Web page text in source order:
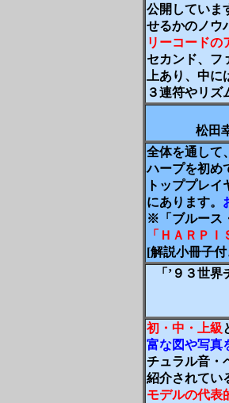
公開していま
せるかのノウ
リーコードの
セカンド、フ
上あり、中に
３連符やリズ
松田
全体を通して
ハープを初め
トッププレイ
にあります。
※「ブルース
「ＨＡＲＰ
[解説小冊子付
「’９３世
初・ 中・上級
富な図や写真
チュラル音・
紹介されてい
モデルの代表